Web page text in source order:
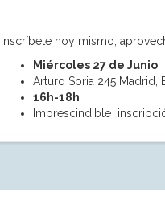
Inscríbete hoy mismo,
Miércoles 27 de Junio
Arturo Soria 245 Madrid,
16h-18h
Imprescindible